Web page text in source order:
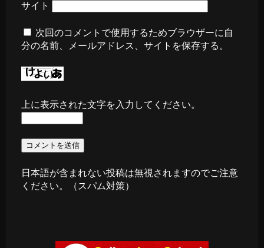
サイト
次回のコメントで使用するためブラウザーに自
分の名前、メールアドレス、サイトを保存する。
上に表示された文字を入力してください。
日本語が含まれない投稿は無視されますのでご注意
ください。（スパム対策）